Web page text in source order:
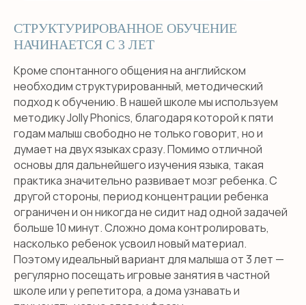
СТРУКТУРИРОВАННОЕ ОБУЧЕНИЕ
НАЧИНАЕТСЯ С 3 ЛЕТ
Кроме спонтанного общения на английском
необходим структурированный, методический
подход к обучению. В нашей школе мы используем
методику Jolly Phonics, благодаря которой к пяти
годам малыш свободно не только говорит, но и
думает на двух языках сразу. Помимо отличной
основы для дальнейшего изучения языка, такая
практика значительно развивает мозг ребенка. С
другой стороны, период концентрации ребенка
ограничен и он никогда не сидит над одной задачей
больше 10 минут. Сложно дома контролировать,
насколько ребенок усвоил новый материал.
Поэтому идеальный вариант для малыша от 3 лет —
регулярно посещать игровые занятия в частной
школе или у репетитора, а дома узнавать и